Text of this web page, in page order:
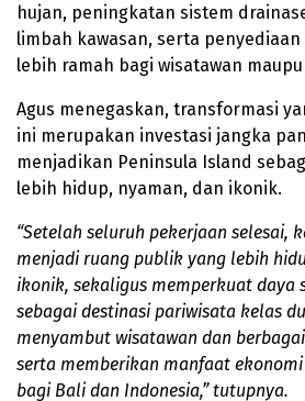
hujan, peningkatan sistem
limbah kawasan, serta
lebih ramah bagi wisatawan
Agus menegaskan, transformasi
ini merupakan investasi jangka
menjadikan Peninsula Island
lebih hidup, nyaman, dan ikonik.
“Setelah seluruh pekerjaan selesai,
menjadi ruang publik yang lebih
ikonik, sekaligus memperkuat daya
sebagai destinasi pariwisata kelas
menyambut wisatawan dan
serta memberikan manfaat
bagi Bali dan Indonesia,” tutupnya.